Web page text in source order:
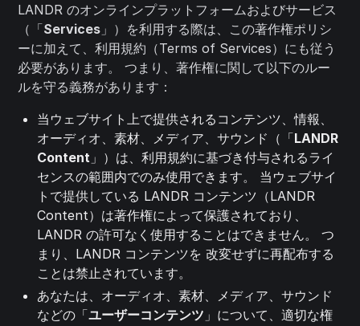
LANDR のオンラインプラットフォームおよびサービス
（「Services 」）を利用する際は、この著作権ポリシ
ーに加えて、利用規約（Terms of Services）にも従う
必要があります。 つまり、著作権に関して以下のルー
ルを守る義務があります：
当ウェブサイト上で提供されるコンテンツ、情報、
オーディオ、素材、メディア、サウンド（「LANDR
Content 」）は、利用規約に基づき付与されるライ
センスの範囲内でのみ使用できます。 当ウェブサイ
トで提供している LANDR コンテンツ（LANDR
Content）は著作権によって保護されており、
LANDR の許可なく使用することはできません。 つ
まり、LANDR コンテンツを 改変せずに再配布する
ことは禁止されています。
あなたは、オーディオ、素材、メディア、サウンド
などの「ユーザーコンテンツ 」について、適切な権